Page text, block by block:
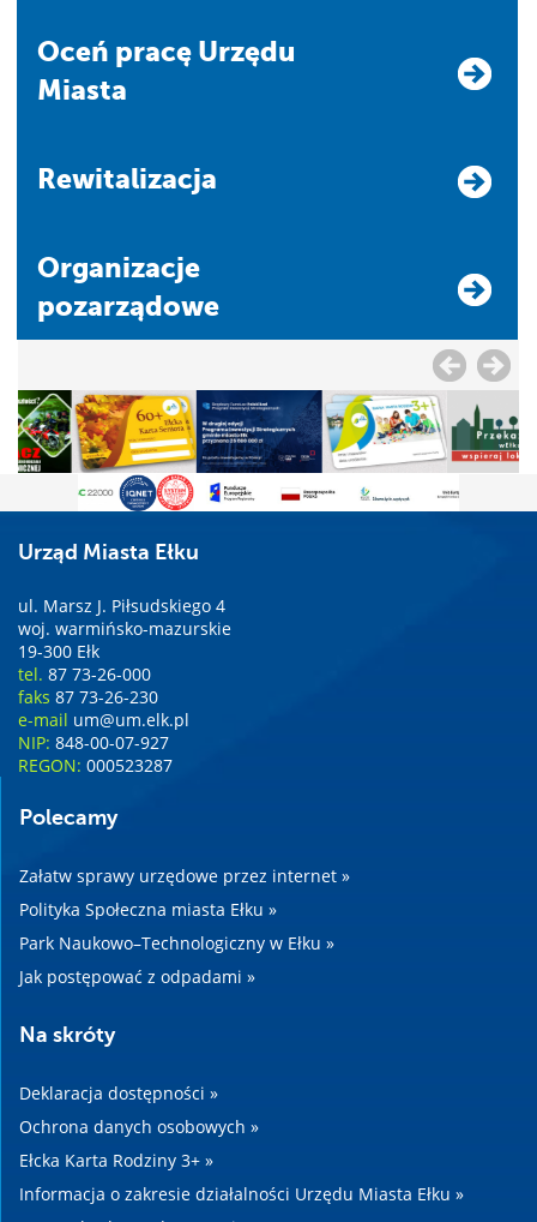
Oceń pracę Urzędu
Miasta
Rewitalizacja
Organizacje
pozarządowe
Urząd Miasta Ełku
ul. Marsz J. Piłsudskiego 4
woj. warmińsko-mazurskie
19-300 Ełk
tel. 87 73-26-000
faks 87 73-26-230
e-mail um@um.elk.pl
NIP: 848-00-07-927
REGON: 000523287
Polecamy
Załatw sprawy urzędowe przez internet »
Polityka Społeczna miasta Ełku »
Park Naukowo–Technologiczny w Ełku »
Jak postępować z odpadami »
Na skróty
Deklaracja dostępności »
Ochrona danych osobowych »
Ełcka Karta Rodziny 3+ »
Informacja o zakresie działalności Urzędu Miasta Ełku »